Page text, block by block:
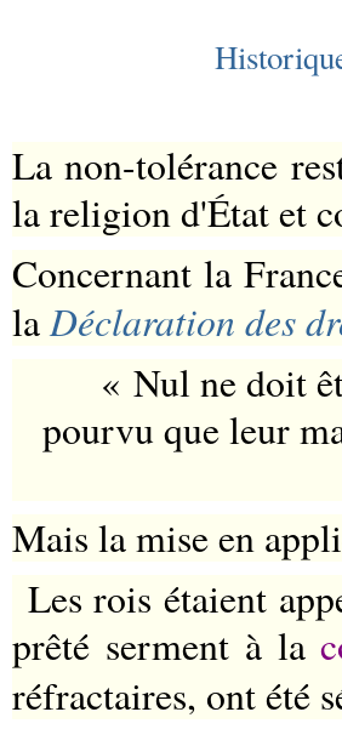
La non-tolérance
la religion d'État et
Concernant la
laDéclaration des
« Nul ne doit
pourvu que leur
Mais la mise en
Les rois étaient
prêté serment à la
réfractaires, ont été